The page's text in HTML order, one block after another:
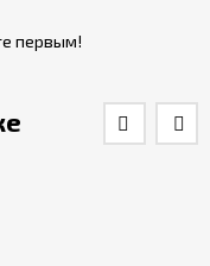
первым!